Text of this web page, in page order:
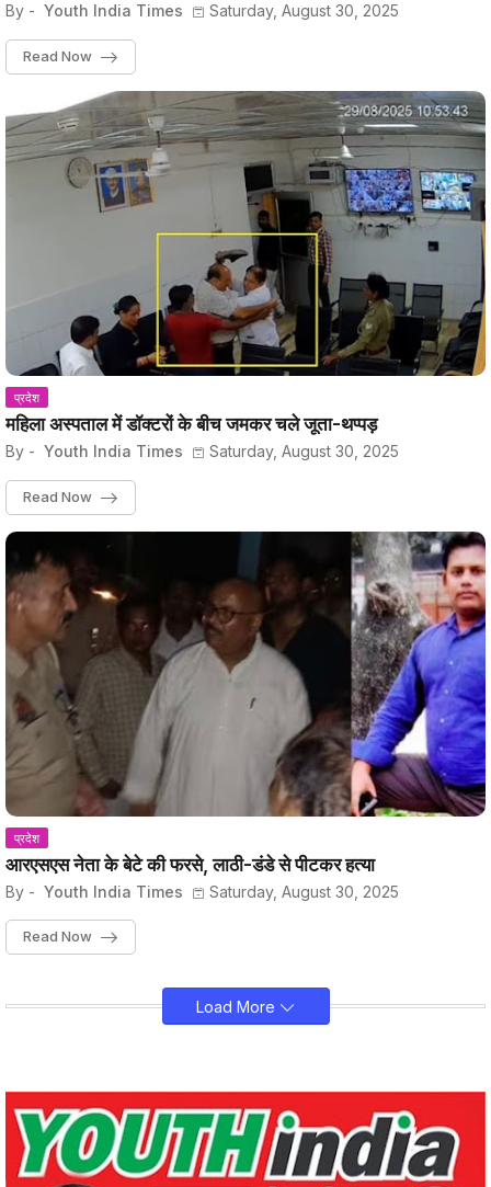
By - Youth India Times Saturday, August 30, 2025
Read Now
प्रदेश
महिला अस्पताल में डॉक्टरों के बीच जमकर चले जूता-थप्पड़
By - Youth India Times Saturday, August 30, 2025
Read Now
प्रदेश
आरएसएस नेता के बेटे की फरसे, लाठी-डंडे से पीटकर हत्या
By - Youth India Times Saturday, August 30, 2025
Read Now
Load More